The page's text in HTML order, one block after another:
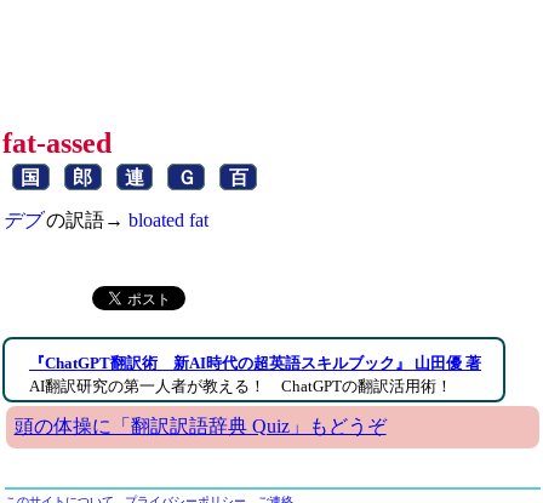
fat-assed
国 郎 連 Ｇ 百
デブの訳語→ bloated fat
『ChatGPT翻訳術 新AI時代の超英語スキルブック』 山田優 著
AI翻訳研究の第一人者が教える！ ChatGPTの翻訳活用術！
頭の体操に「翻訳訳語辞典 Quiz」もどうぞ